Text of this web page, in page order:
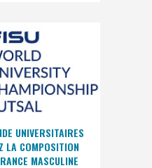
UNIVERSITAIRES
LA COMPOSITION
MASCULINE